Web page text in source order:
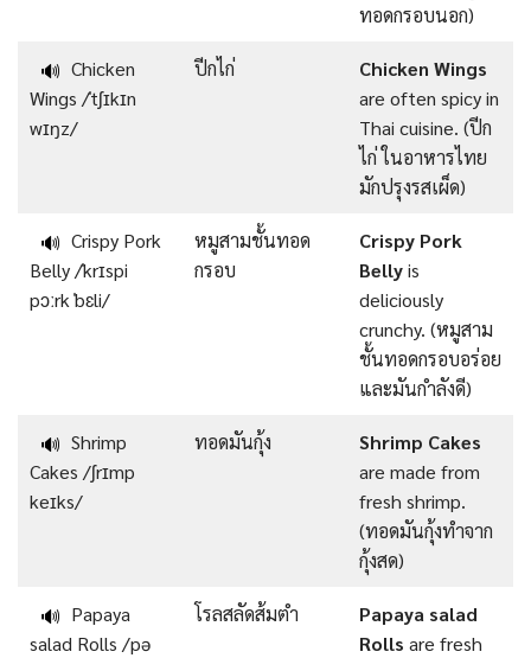
ทอดกรอบนอก)
🔊 Chicken
Wings /ˈtʃɪkɪn
wɪŋz/
ปีกไก่
Chicken Wings
are often spicy in
Thai cuisine. (ปีก
ไก่ ในอาหารไทย
มักปรุงรสเผ็ด)
🔊 Crispy Pork
Belly /ˈkrɪspi
pɔːrk ˈbɛli/
หมูสามชั้นทอด
กรอบ
Crispy Pork
Bellyis
deliciously
crunchy. (หมูสาม
ชั้นทอดกรอบอร่อย
และมันกำลังดี)
🔊 Shrimp
Cakes /ʃrɪmp
keɪks/
ทอดมันกุ้ง
Shrimp Cakes
are made from
fresh shrimp.
(ทอดมันกุ้งทำจาก
กุ้งสด)
🔊 Papaya
salad Rolls /pə
โรลสลัดส้มตำ
Papaya salad
Rolls are fresh